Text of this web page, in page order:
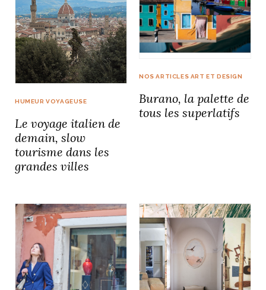
HUMEUR VOYAGEUSE
Le voyage italien de
demain, slow
tourisme dans les
grandes villes
NOS ARTICLES ART ET DESIGN
Burano, la palette de
tous les superlatifs